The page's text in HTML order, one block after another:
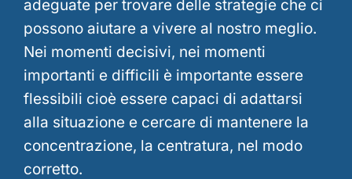
adeguate per trovare delle strategie che ci
possono aiutare a vivere al nostro meglio.
Nei momenti decisivi, nei momenti
importanti e difficili è importante essere
flessibili cioè essere capaci di adattarsi
alla situazione e cercare di mantenere la
concentrazione, la centratura, nel modo
corretto.